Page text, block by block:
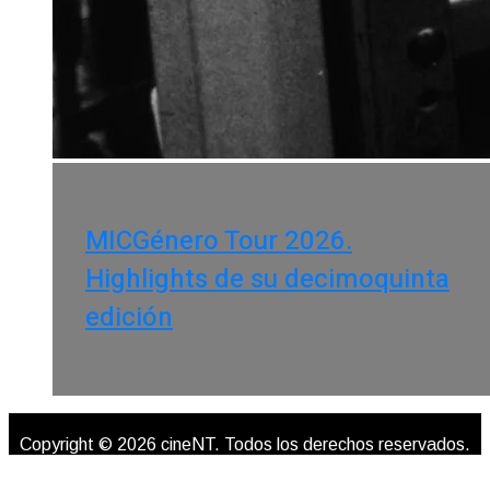
MICGénero Tour 2026.
Highlights de su decimoquinta
edición
Copyright © 2026 cineNT. Todos los derechos reservados.